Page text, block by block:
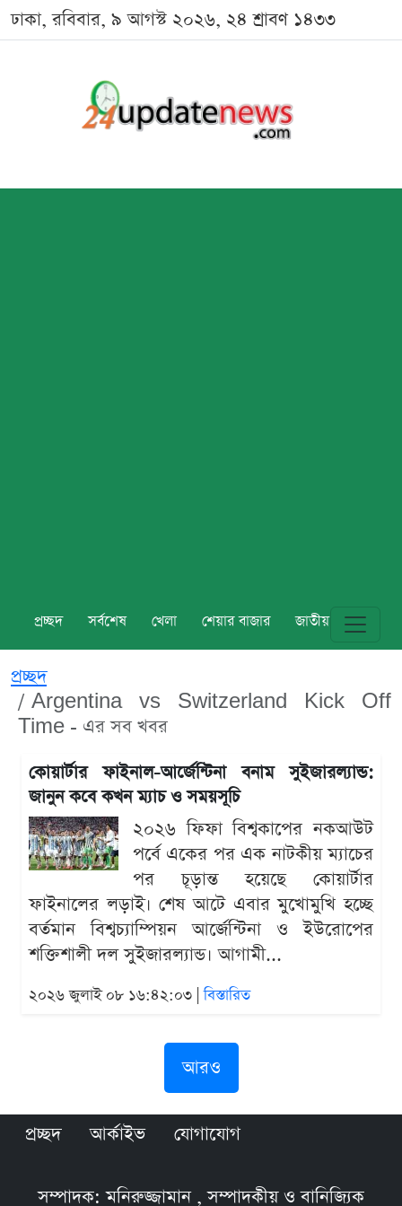
ঢাকা, রবিবার, ৯ আগস্ট ২০২৬, ২৪ শ্রাবণ ১৪৩৩
প্রচ্ছদ সর্বশেষ খেলা শেয়ার বাজার জাতীয় বিশ্ব
প্রচ্ছদ
Argentina vs Switzerland Kick Off
Time - এর সব খবর
কোয়ার্টার ফাইনাল-আর্জেন্টিনা বনাম সুইজারল্যান্ড:
জানুন কবে কখন ম্যাচ ও সময়সূচি
২০২৬ ফিফা বিশ্বকাপের নকআউট
পর্বে একের পর এক নাটকীয় ম্যাচের
পর চূড়ান্ত হয়েছে কোয়ার্টার
ফাইনালের লড়াই। শেষ আটে এবার মুখোমুখি হচ্ছে
বর্তমান বিশ্বচ্যাম্পিয়ন আর্জেন্টিনা ও ইউরোপের
শক্তিশালী দল সুইজারল্যান্ড। আগামী...
২০২৬ জুলাই ০৮ ১৬:৪২:০৩ |বিস্তারিত
আরও
প্রচ্ছদ আর্কাইভ যোগাযোগ
সম্পাদক: মনিরুজ্জামান , সম্পাদকীয় ও বানিজ্যিক